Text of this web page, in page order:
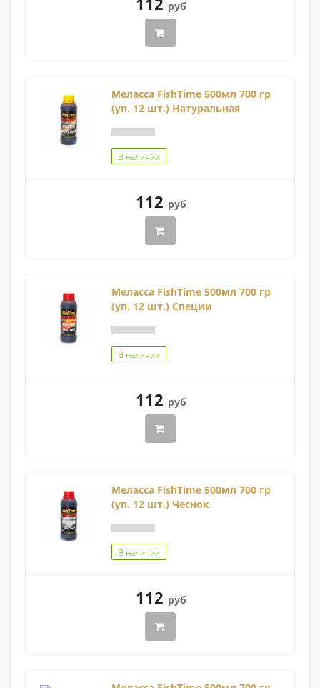
руб
Меласса FishTime 500мл 700 гр
(уп. 12 шт.) Натуральная
В наличии
112 руб
Меласса FishTime 500мл 700 гр
(уп. 12 шт.) Специи
В наличии
112 руб
Меласса FishTime 500мл 700 гр
(уп. 12 шт.) Чеснок
В наличии
112 руб